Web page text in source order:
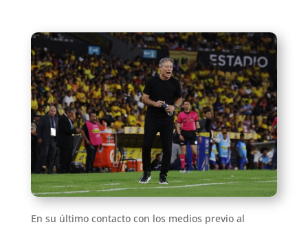
En su último contacto con los medios previo al